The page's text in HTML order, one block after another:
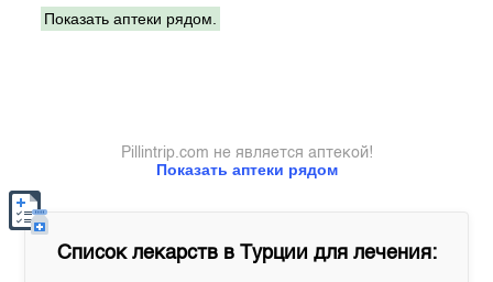
Показать аптеки рядом.
Показать аптеки рядом
Pillintrip.com не является аптекой!
Список лекарств в Турции для лечения: